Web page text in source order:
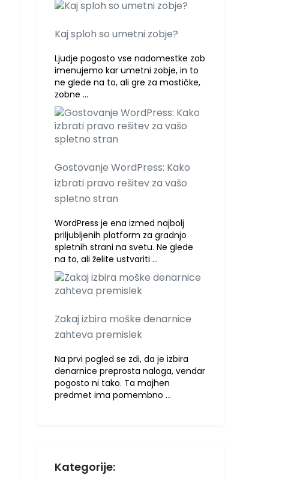
Kaj sploh so umetni zobje?
Ljudje pogosto vse nadomestke zob
imenujemo kar umetni zobje, in to
ne glede na to, ali gre za mostičke,
zobne …
Gostovanje WordPress: Kako
izbrati pravo rešitev za vašo
spletno stran
WordPress je ena izmed najbolj
priljubljenih platform za gradnjo
spletnih strani na svetu. Ne glede
na to, ali želite ustvariti …
Zakaj izbira moške denarnice
zahteva premislek
Na prvi pogled se zdi, da je izbira
denarnice preprosta naloga, vendar
pogosto ni tako. Ta majhen
predmet ima pomembno …
Kategorije: